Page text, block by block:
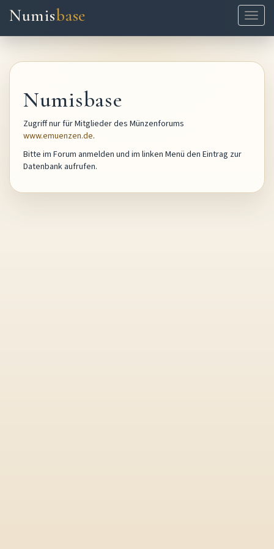
ein-/
Numisbase
Numisbase
Zugriff nur für Mitglieder des Münzenforums
www.emuenzen.de.
Bitte im Forum anmelden und im linken Menü den Eintrag zur
Datenbank aufrufen.